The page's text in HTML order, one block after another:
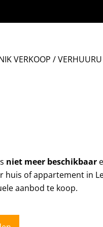
IK VERKOOP / VERHUUR
niet meer beschikbaar
huis of appartement in
aanbod te koop.